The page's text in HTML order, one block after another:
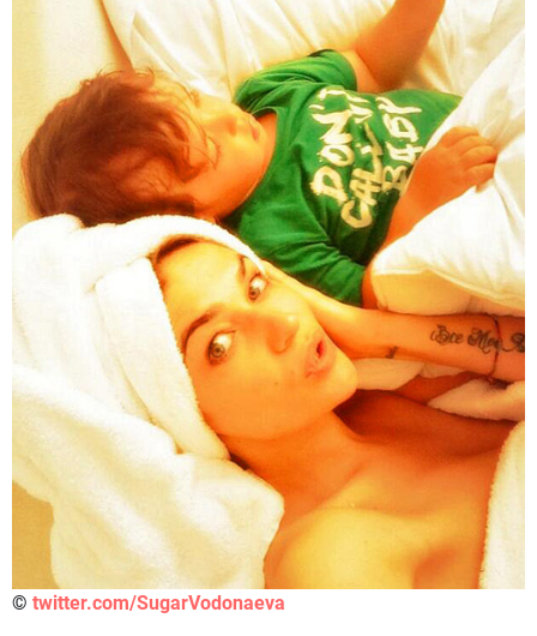
© twitter.com/SugarVodonaeva